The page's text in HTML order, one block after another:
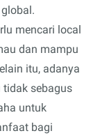
mencari local
dan mampu
itu, adanya
tidak sebagus
untuk
bagi